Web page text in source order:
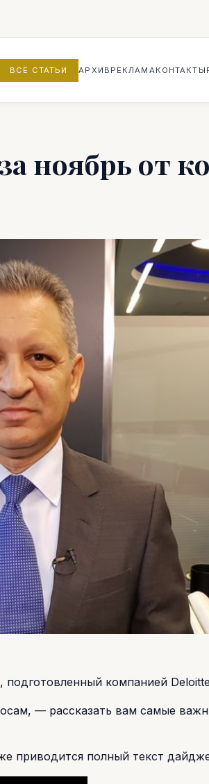
ВСЕ СТАТЬИ АРХИВ РЕКЛАМА КОНТАКТЫ
ноябрь от
компанией
— рассказать вам самые
приводится полный текст